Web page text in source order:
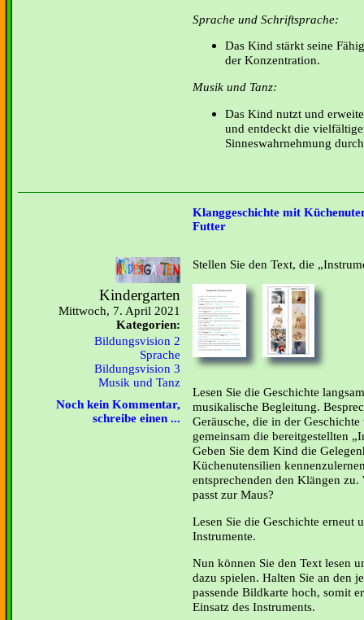
Sprache und Schriftsprache:
Das Kind stärkt seine
der Konzentration.
Musik und Tanz:
Das Kind nutzt und
und entdeckt die
Sinneswahrnehmung
Klanggeschichte mit
Futter
Kindergarten
Mittwoch, 7. April 2021
Kategorien:
Bildungsvision 2
Sprache
Bildungsvision 3
Musik und Tanz
Noch kein Kommentar,
schreibe einen ...
Stellen Sie den Text, die
Lesen Sie die Geschichte
musikalische Begleitung.
Geräusche, die in der
gemeinsam die bereitgestellten
Geben Sie dem Kind die
Küchenutensilien
entsprechenden den Klängen zu.
passt zur Maus?
Lesen Sie die Geschichte erneut
Instrumente.
Nun können Sie den Text lesen
dazu spielen. Halten Sie an den
passende Bildkarte hoch, somit
Einsatz des Instruments.